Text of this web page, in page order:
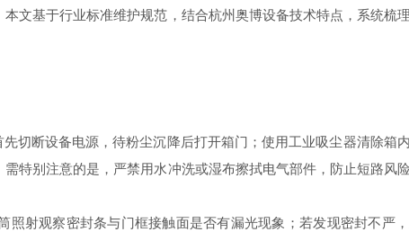
文基于行业标准维护规范，结合杭州奥博设备技术特点，系统梳
断设备电源，待粉尘沉降后打开箱门；使用工业吸尘器清除箱
特别注意的是，严禁用水冲洗或湿布擦拭电气部件，防止短路风
观察密封条与门框接触面是否有漏光现象；若发现密封不严